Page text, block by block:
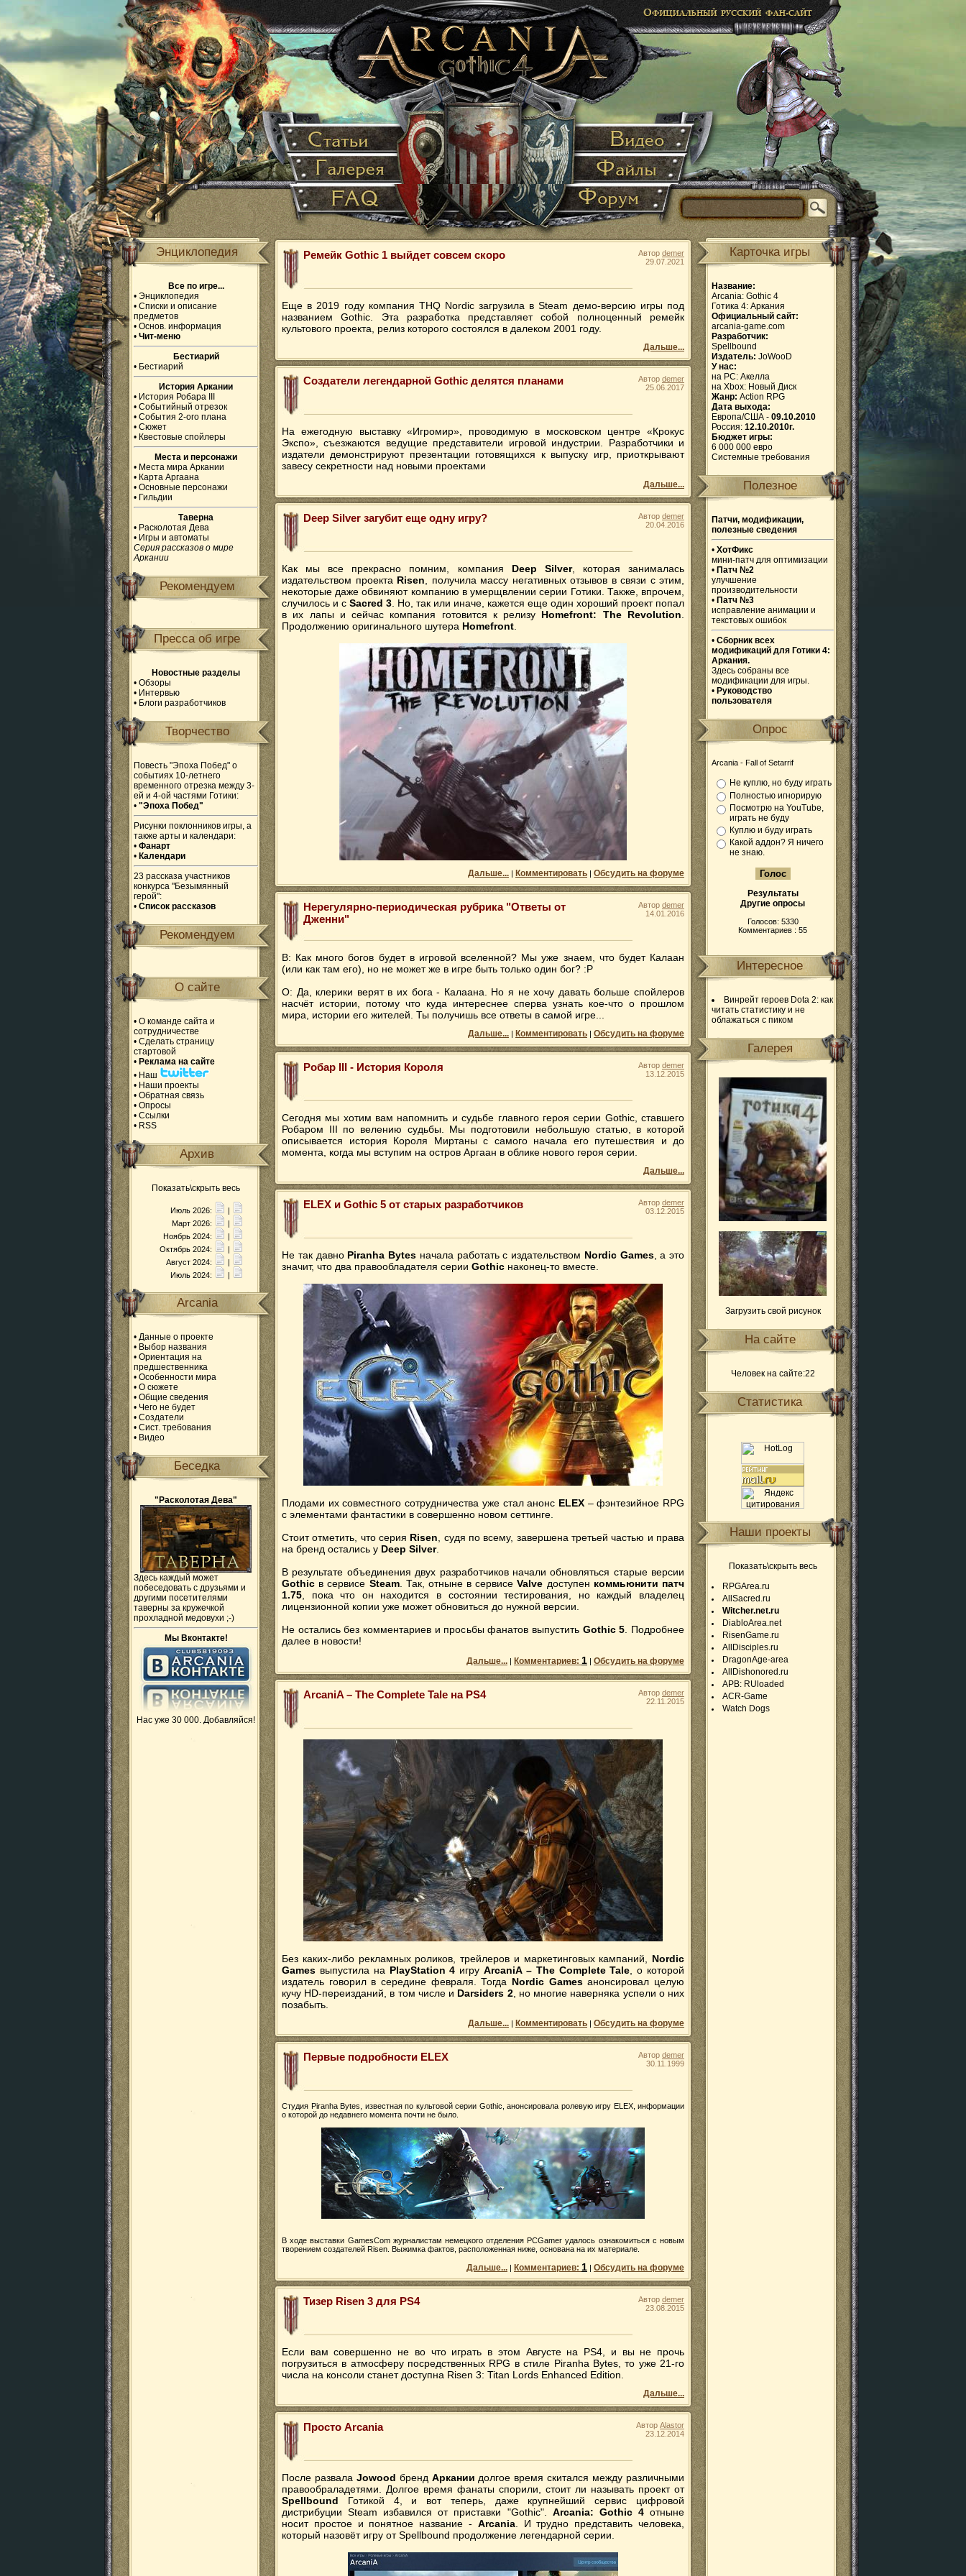
Энциклопедия
Все по игре...
• Энциклопедия
• Списки и описание
предметов
• Основ. информация
• Чит-меню
Бестиарий
• Бестиарий
История Аркании
• История Робара III
• Событийный отрезок
• События 2-ого плана
• Сюжет
• Квестовые спойлеры
Места и персонажи
• Места мира Аркании
• Карта Аргаана
• Основные персонажи
• Гильдии
Таверна
• Расколотая Дева
• Игры и автоматы
Серия рассказов о мире
Аркании
Рекомендуем
Пресса об игре
Новостные разделы
• Обзоры
• Интервью
• Блоги разработчиков
Творчество
Повесть "Эпоха Побед" о
событиях 10-летнего
временного отрезка между 3-
ей и 4-ой частями Готики:
• "Эпоха Побед"
Рисунки поклонников игры, а
также арты и календари:
• Фанарт
• Календари
23 рассказа участников
конкурса "Безымянный
герой":
• Список рассказов
Рекомендуем
О сайте
• О команде сайта и
сотрудничестве
• Сделать страницу
стартовой
• Реклама на сайте
• Наш
• Наши проекты
• Обратная связь
• Опросы
• Ссылки
• RSS
Архив
Показать\скрыть весь
Июль 2026:
|
Март 2026:
|
Ноябрь 2024:
|
Октябрь 2024:
|
Август 2024:
|
Июль 2024:
|
Arcania
• Данные о проекте
• Выбор названия
• Ориентация на
предшественника
• Особенности мира
• О сюжете
• Общие сведения
• Чего не будет
• Создатели
• Сист. требования
• Видео
Беседка
"Расколотая Дева"
Здесь каждый может
побеседовать с друзьями и
другими посетителями
таверны за кружечкой
прохладной медовухи ;-)
Мы Вконтакте!
Нас уже 30 000. Добавляйся!
Ремейк Gothic 1 выйдет совсем скоро Автор demer
29.07.2021
Еще в 2019 году компания THQ Nordic загрузила в Steam демо-версию игры под
названием Gothic. Эта разработка представляет собой полноценный ремейк
культового проекта, релиз которого состоялся в далеком 2001 году.
Дальше...
Создатели легендарной Gothic делятся планами Автор demer
25.06.2017
На ежегодную выставку «Игромир», проводимую в московском центре «Крокус
Экспо», съезжаются ведущие представители игровой индустрии. Разработчики и
издатели демонстрируют презентации готовящихся к выпуску игр, приоткрывают
завесу секретности над новыми проектами
Дальше...
Deep Silver загубит еще одну игру? Автор demer
20.04.2016
Как мы все прекрасно помним, компания Deep Silver, которая занималась
издательством проекта Risen , получила массу негативных отзывов в связи с этим,
некоторые даже обвиняют компанию в умерщвлении серии Готики. Также, впрочем,
случилось и с Sacred 3 . Но, так или иначе, кажется еще один хороший проект попал
в их лапы и сейчас компания готовится к релизу Homefront: The Revolution
Продолжению оригинального шутера Homefront
Дальше... | Комментировать | Обсудить на форуме
Нерегулярно-периодическая рубрика "Ответы от
Дженни"
Автор demer
14.01.2016
В: Как много богов будет в игровой вселенной? Мы уже знаем, что будет Калаан
(или как там его), но не может же в игре быть только один бог? :Р
О: Да, клерики верят в их бога - Калаана. Но я не хочу давать больше спойлеров
насчёт истории, потому что куда интереснее сперва узнать кое-что о прошлом
мира, истории его жителей. Ты получишь все ответы в самой игре...
Дальше... | Комментировать | Обсудить на форуме
Робар III - История Короля Автор demer
13.12.2015
Сегодня мы хотим вам напомнить и судьбе главного героя серии Gothic, ставшего
Робаром III по велению судьбы. Мы подготовили небольшую статью, в которой
описывается история Короля Миртаны с самого начала его путешествия и до
момента, когда мы вступим на остров Аргаан в облике нового героя серии.
Дальше...
ELEX и Gothic 5 от старых разработчиков Автор demer
03.12.2015
Не так давно Piranha Bytes начала работать с издательством Nordic Games, а это
значит, что два правообладателя серии Gothic наконец-то вместе.
Плодами их совместного сотрудничества уже стал анонс ELEX– фэнтезийное RPG
с элементами фантастики в совершенно новом сеттинге.
Стоит отметить, что серия Risen , судя по всему, завершена третьей частью и права
на бренд остались у Deep Silver.
В результате объединения двух разработчиков начали обновляться старые версии
Gothic в сервисе Steam. Так, отныне в сервисеValve доступен коммьюнити патч
1.75 , пока что он находится в состоянии тестирования, но каждый владелец
лицензионной копии уже может обновиться до нужной версии.
Не остались без комментариев и просьбы фанатов выпустить Gothic 5 . Подробнее
далее в новости!
Дальше... | Комментариев: 1 | Обсудить на форуме
ArcaniA – The Complete Tale на PS4 Автор demer
22.11.2015
Без каких-либо рекламных роликов, трейлеров и маркетинговых кампаний, Nordic
Games выпустила на PlayStation 4 игруArcaniA – The Complete Tale , о которой
издатель говорил в середине февраля. Тогда Nordic Gamesанонсировал целую
кучу HD-переизданий, в том числе и Darsiders 2, но многие наверняка успели о них
позабыть.
Дальше... | Комментировать | Обсудить на форуме
Первые подробности ELEX Автор demer
30.11.1999
Студия Piranha Bytes, известная по культовой серии Gothic, анонсировала ролевую игру ELEX, информации
о которой до недавнего момента почти не было.
В ходе выставки GamesCom журналистам немецкого отделения PCGamer удалось ознакомиться с новым
творением создателей Risen. Выжимка фактов, расположенная ниже, основана на их материале.
Дальше... Комментариев: 1 Обсудить на форуме
Тизер Risen 3 для PS4 Автор demer
23.08.2015
Если вам совершенно не во что играть в этом Августе на PS4, и вы не прочь
погрузиться в атмосферу посредственных RPG в стиле Piranha Bytes, то уже 21-го
числа на консоли станет доступна Risen 3: Titan Lords Enhanced Edition.
Дальше...
Просто Arcania Автор Alastor
23.12.2014
После развала Jowood бренд Аркании долгое время скитался между различными
правообраладетями. Долгое время фанаты спорили, стоит ли называть проект от
Spellbound Готикой 4, и вот теперь, даже крупнейший сервис цифровой
дистрибуции Steam избавился от приставки "Gothic". Arcania: Gothic 4отныне
носит простое и понятное название - Arcania. И трудно представить человека,
который назовёт игру от Spellbound продолжение легендарной серии.
Карточка игры
Название:
Arcania: Gothic 4
Готика 4: Аркания
Официальный сайт:
arcania-game.com
Разработчик:
Spellbound
Издатель: JoWooD
У нас:
на PC: Акелла
на Xbox: Новый Диск
Жанр: Action RPG
Дата выхода:
Европа/США - 09.10.2010
Россия: 12.10.2010г.
Бюджет игры:
6 000 000 евро
Системные требования
Полезное
Патчи, модификации,
полезные сведения
• ХотФикс
мини-патч для оптимизации
• Патч №2
улучшение
производительности
• Патч №3
исправление анимации и
текстовых ошибок
• Сборник всех
модификаций для Готики 4:
Аркания.
Здесь собраны все
модификации для игры.
• Руководство
пользователя
Опрос
Arcania - Fall of Setarrif
Не куплю, но буду играть
Полностью игнорирую
Посмотрю на YouTube,
играть не буду
Куплю и буду играть
Какой аддон? Я ничего
не знаю.
Результаты
Другие опросы
Голосов: 5330
Комментариев : 55
Интересное
Винрейт героев Dota 2: как
читать статистику и не
облажаться с пиком
Галерея
Загрузить свой рисунок
На сайте
Человек на сайте:22
Статистика
Наши проекты
Показать\скрыть весь
RPGArea.ru
AllSacred.ru
Witcher.net.ru
DiabloArea.net
RisenGame.ru
AllDisciples.ru
DragonAge-area
AllDishonored.ru
APB: RUloaded
ACR-Game
Watch Dogs